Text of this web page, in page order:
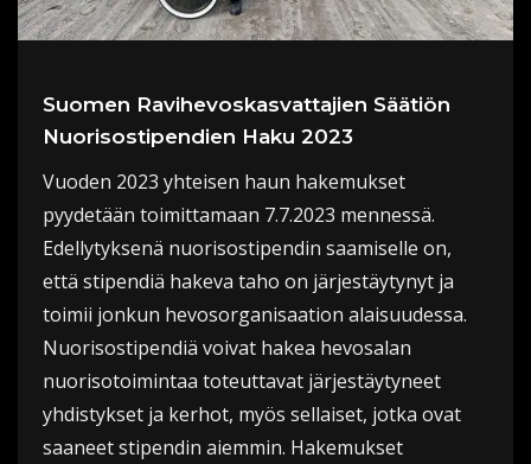
Suomen Ravihevoskasvattajien Säätiön
Nuorisostipendien Haku 2023
Vuoden 2023 yhteisen haun hakemukset
pyydetään toimittamaan 7.7.2023 mennessä.
Edellytyksenä nuorisostipendin saamiselle on,
että stipendiä hakeva taho on järjestäytynyt ja
toimii jonkun hevosorganisaation alaisuudessa.
Nuorisostipendiä voivat hakea hevosalan
nuorisotoimintaa toteuttavat järjestäytyneet
yhdistykset ja kerhot, myös sellaiset, jotka ovat
saaneet stipendin aiemmin. Hakemukset